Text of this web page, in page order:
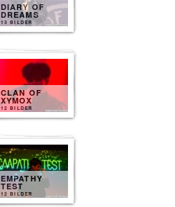
DIARY OF
DREAMS
13 BILDER
CLAN OF
XYMOX
12 BILDER
EMPATHY
TEST
12 BILDER